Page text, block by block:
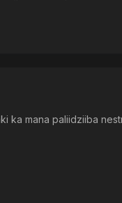
ka mana paliidziiba